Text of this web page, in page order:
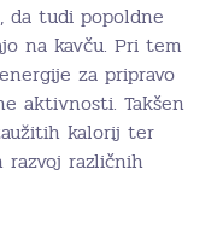
da tudi popoldne
na kavču. Pri tem
za pripravo
aktivnosti. Takšen
kalorij ter
razvoj različnih